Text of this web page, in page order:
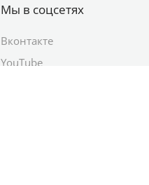
Мы в соцсетях
Вконтакте
YouTube